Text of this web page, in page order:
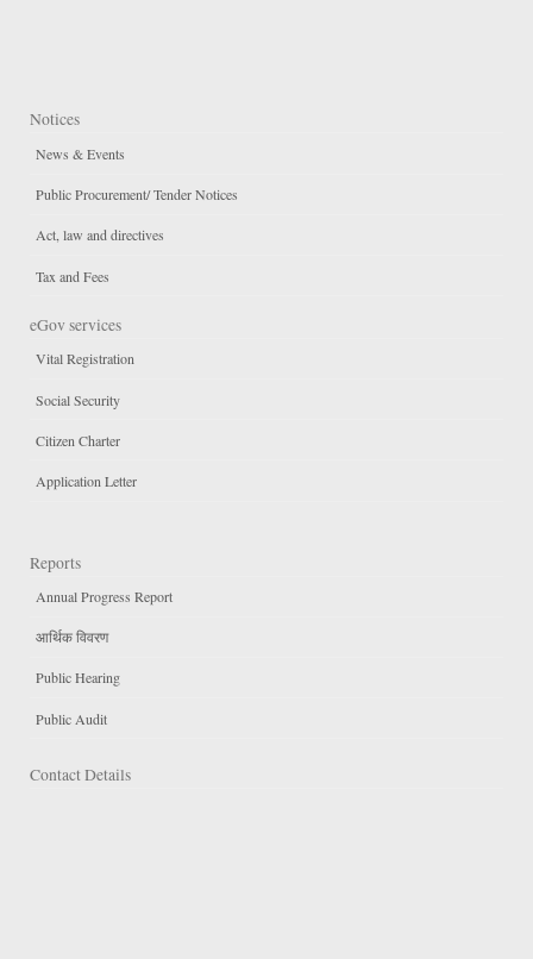
Notices
News & Events
Public Procurement/ Tender Notices
Act, law and directives
Tax and Fees
eGov services
Vital Registration
Social Security
Citizen Charter
Application Letter
Reports
Annual Progress Report
आर्थिक विवरण
Public Hearing
Public Audit
Contact Details